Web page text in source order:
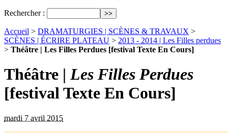
Rechercher :
Accueil > DRAMATURGIES | SCÈNES & TRAVAUX >
SCÈNES | ÉCRIRE PLATEAU > 2013 - 2014 | Les Filles perdues
> Théâtre | Les Filles Perdues [festival Texte En Cours]
Théâtre |Les Filles Perdues
[festival Texte En Cours]
mardi 7 avril 2015